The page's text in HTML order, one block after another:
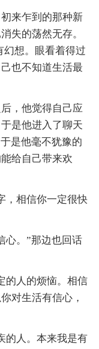
来乍到的那种新
失的荡然无存。
幻想。眼看着得过
也不知道生活最
，他觉得自己应
是他进入了聊天
是他毫不犹豫的
给自己带来欢
，相信你一定很快
心。”那边也回话
的人的烦恼。相信
对生活有信心，
的人。本来我是有